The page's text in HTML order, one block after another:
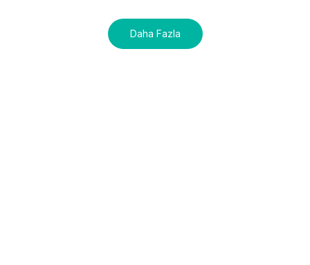
Daha Fazla